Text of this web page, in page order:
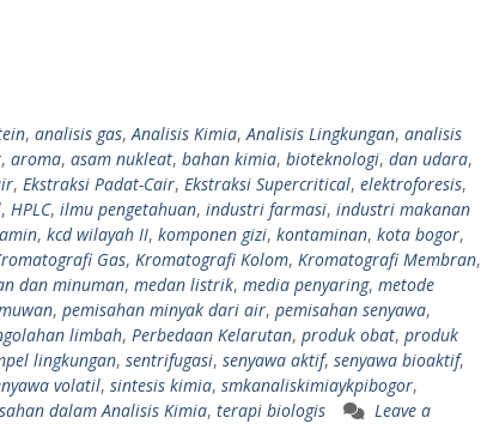
, analisis gas, Analisis Kimia, Analisis Lingkungan, analisis
, aroma, asam nukleat, bahan kimia, bioteknologi, dan udara,
, Ekstraksi Padat-Cair, Ekstraksi Supercritical, elektroforesis,
, HPLC, ilmu pengetahuan, industri farmasi, industri makanan
, kcd wilayah II, komponen gizi, kontaminan, kota bogor,
Gas, Kromatografi Kolom, Kromatografi Membran,
dan minuman, medan listrik, media penyaring, metode
, pemisahan minyak dari air, pemisahan senyawa,
limbah, Perbedaan Kelarutan, produk obat, produk
lingkungan, sentrifugasi, senyawa aktif, senyawa bioaktif,
volatil, sintesis kimia, smkanaliskimiaykpibogor,
dalam Analisis Kimia, terapi biologis
Leave a